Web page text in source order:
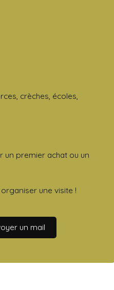
crèches, écoles,
un premier achat ou un
une visite !
un mail